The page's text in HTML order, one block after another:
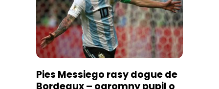
Pies Messiego rasy dogue de
Bordeaux – ogromny pupil o